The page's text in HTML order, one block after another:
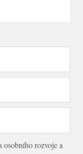
rozvoje a